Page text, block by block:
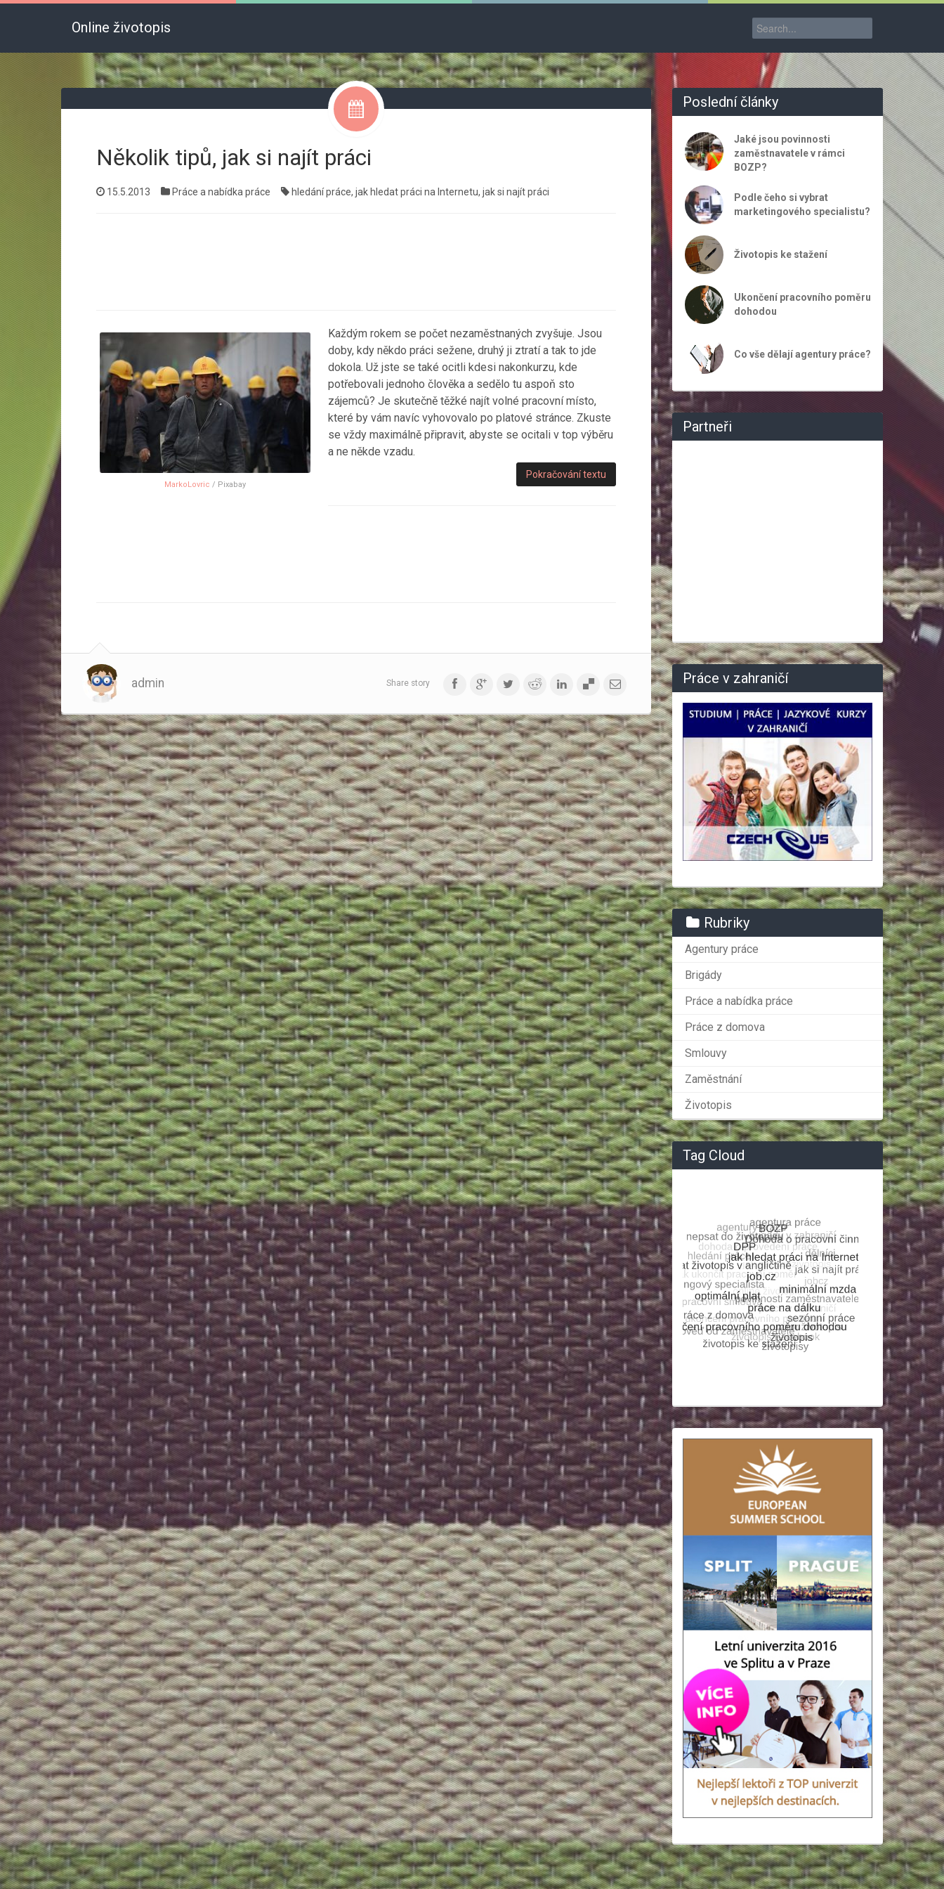
Online životopis
Několik tipů, jak si najít práci
15.5.2013 Práce a nabídka práce hledání práce, jak hledat práci na Internetu, jak si najít práci
MarkoLovric / Pixabay
Každým rokem se počet nezaměstnaných zvyšuje. Jsou
doby, kdy někdo práci sežene, druhý ji ztratí a tak to jde
dokola. Už jste se také ocitli kdesi nakonkurzu, kde
potřebovali jednoho člověka a sedělo tu aspoň sto
zájemců? Je skutečně těžké najít volné pracovní místo,
které by vám navíc vyhovovalo po platové stránce. Zkuste
se vždy maximálně připravit, abyste se ocitali v top výběru
a ne někde vzadu.
Pokračování textu
admin Share story
Poslední články
Jaké jsou povinnosti
zaměstnavatele v rámci
BOZP?
Podle čeho si vybrat
marketingového specialistu?
Životopis ke stažení
Ukončení pracovního poměru
dohodou
Co vše dělají agentury práce?
Partneři
Práce v zahraničí
Rubriky
Agentury práce
Brigády
Práce a nabídka práce
Práce z domova
Smlouvy
Zaměstnání
Životopis
Tag Cloud